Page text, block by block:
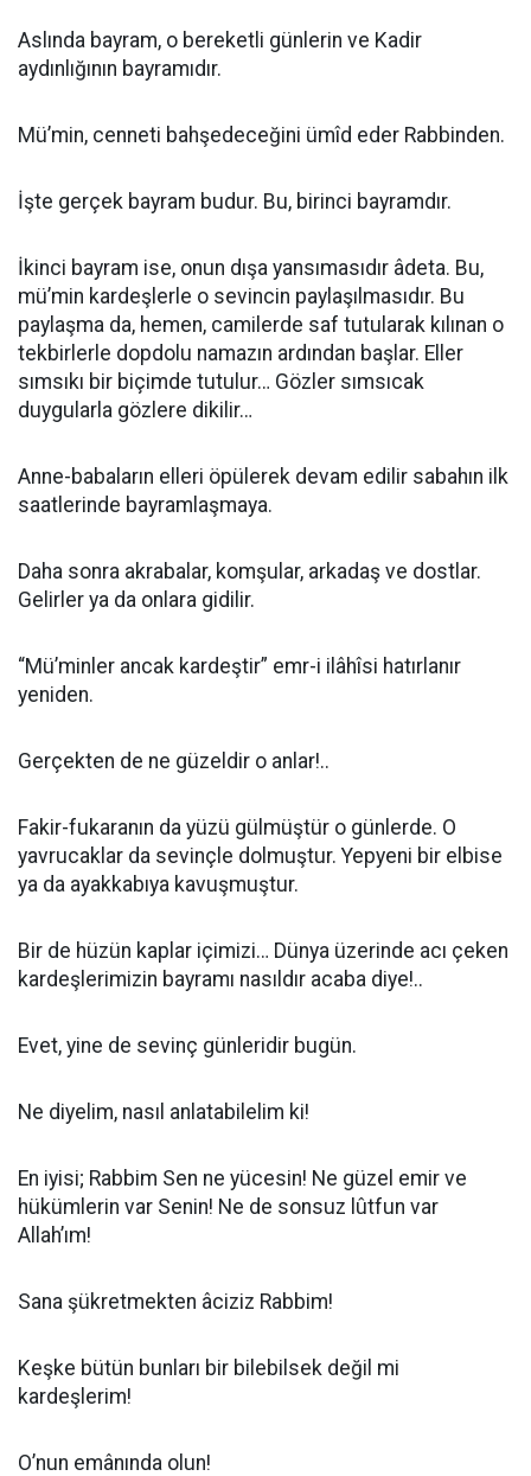
Aslında bayram, o bereketli günlerin ve Kadir
aydınlığının bayramıdır.
Mü’min, cenneti bahşedeceğini ümîd eder Rabbinden.
İşte gerçek bayram budur. Bu, birinci bayramdır.
İkinci bayram ise, onun dışa yansımasıdır âdeta. Bu,
mü’min kardeşlerle o sevincin paylaşılmasıdır. Bu
paylaşma da, hemen, camilerde saf tutularak kılınan o
tekbirlerle dopdolu namazın ardından başlar. Eller
sımsıkı bir biçimde tutulur… Gözler sımsıcak
duygularla gözlere dikilir…
Anne-babaların elleri öpülerek devam edilir sabahın ilk
saatlerinde bayramlaşmaya.
Daha sonra akrabalar, komşular, arkadaş ve dostlar.
Gelirler ya da onlara gidilir.
“Mü’minler ancak kardeştir” emr-i ilâhîsi hatırlanır
yeniden.
Gerçekten de ne güzeldir o anlar!..
Fakir-fukaranın da yüzü gülmüştür o günlerde. O
yavrucaklar da sevinçle dolmuştur. Yepyeni bir elbise
ya da ayakkabıya kavuşmuştur.
Bir de hüzün kaplar içimizi… Dünya üzerinde acı çeken
kardeşlerimizin bayramı nasıldır acaba diye!..
Evet, yine de sevinç günleridir bugün.
Ne diyelim, nasıl anlatabilelim ki!
En iyisi; Rabbim Sen ne yücesin! Ne güzel emir ve
hükümlerin var Senin! Ne de sonsuz lûtfun var
Allah’ım!
Sana şükretmekten âciziz Rabbim!
Keşke bütün bunları bir bilebilsek değil mi
kardeşlerim!
O’nun emânında olun!